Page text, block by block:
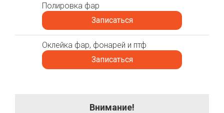
Полировка фар
Записаться
Оклейка фар, фонарей и птф
Записаться
Внимание!